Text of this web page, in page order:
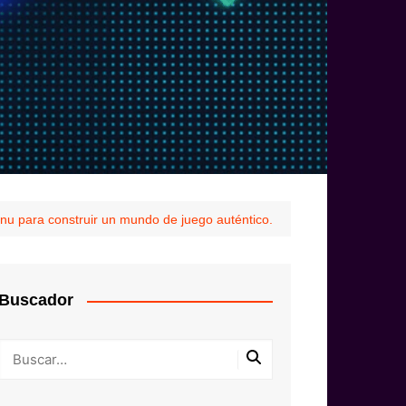
para construir un mundo de juego auténtico.
Buscador